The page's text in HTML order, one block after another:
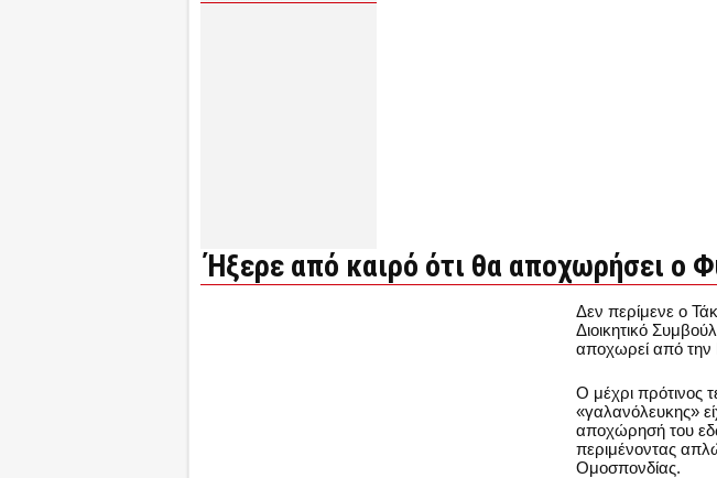
Ήξερε από καιρό ότι θα αποχωρήσει ο
Δεν περίμενε ο
Διοικητικό
αποχωρεί από την
Ο μέχρι πρότινος
«γαλανόλευκης»
αποχώρησή του
περιμένοντας
Ομοσπονδίας.